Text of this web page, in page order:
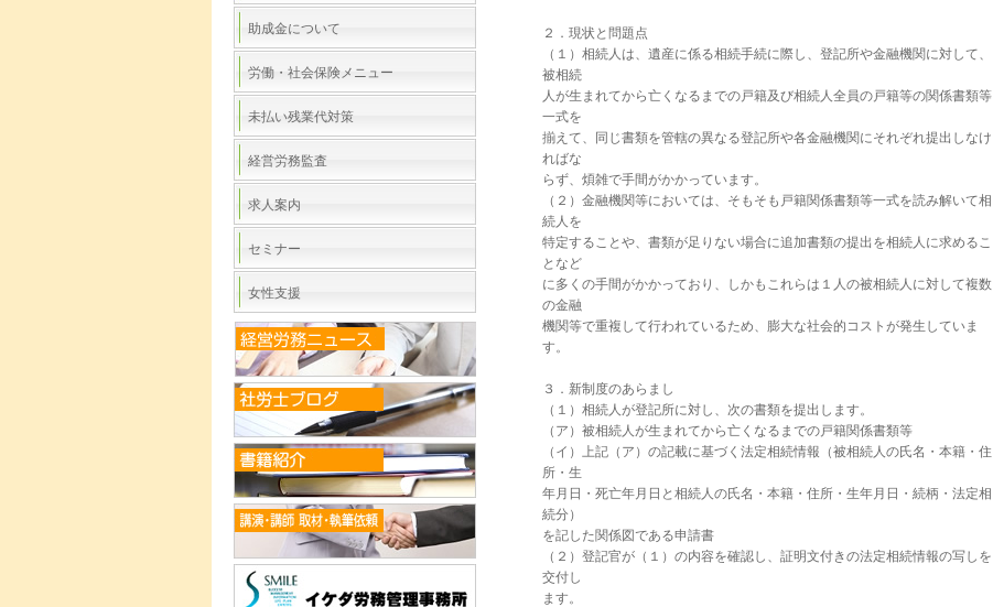
２．現状と問題点
（１）相続人は、遺産に係る相続手続に際し、登記所や金融機関に対して、
被相続
人が生まれてから亡くなるまでの戸籍及び相続人全員の戸籍等の関係書類等
一式を
揃えて、同じ書類を管轄の異なる登記所や各金融機関にそれぞれ提出しなけ
ればな
らず、煩雑で手間がかかっています。
（２）金融機関等においては、そもそも戸籍関係書類等一式を読み解いて相
続人を
特定することや、書類が足りない場合に追加書類の提出を相続人に求めるこ
となど
に多くの手間がかかっており、しかもこれらは１人の被相続人に対して複数
の金融
機関等で重複して行われているため、膨大な社会的コストが発生していま
す。
３．新制度のあらまし
（１）相続人が登記所に対し、次の書類を提出します。
（ア）被相続人が生まれてから亡くなるまでの戸籍関係書類等
（イ）上記（ア）の記載に基づく法定相続情報（被相続人の氏名・本籍・住
所・生
年月日・死亡年月日と相続人の氏名・本籍・住所・生年月日・続柄・法定相
続分）
を記した関係図である申請書
（２）登記官が（１）の内容を確認し、証明文付きの法定相続情報の写しを
交付し
ます。
助成金について
労働・社会保険メニュー
未払い残業代対策
経営労務監査
求人案内
セミナー
女性支援